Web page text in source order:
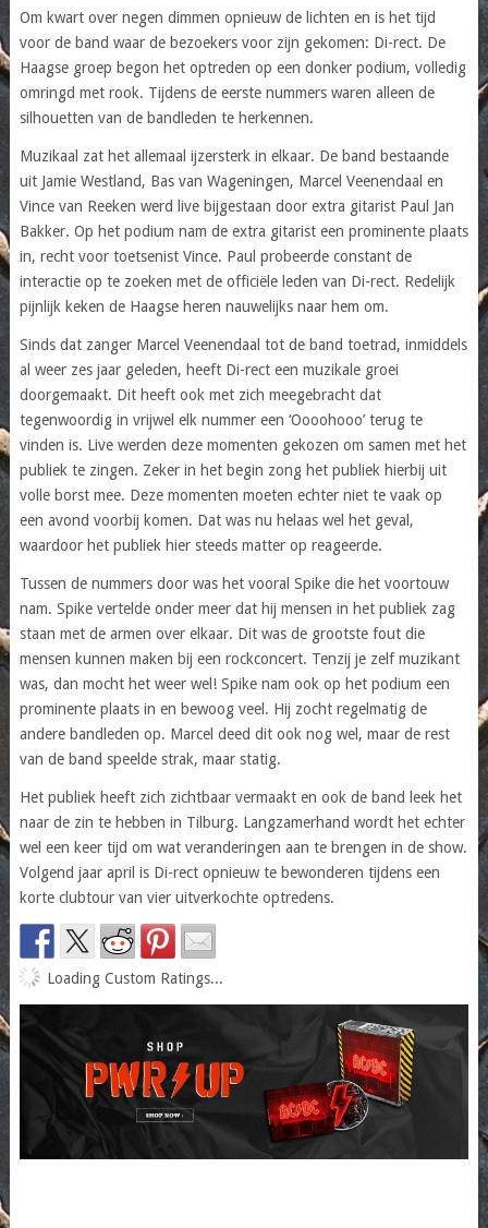
Om kwart over negen dimmen opnieuw de lichten en is het tijd
voor de band waar de bezoekers voor zijn gekomen: Di-rect. De
Haagse groep begon het optreden op een donker podium, volledig
omringd met rook. Tijdens de eerste nummers waren alleen de
silhouetten van de bandleden te herkennen.
Muzikaal zat het allemaal ijzersterk in elkaar. De band bestaande
uit Jamie Westland, Bas van Wageningen, Marcel Veenendaal en
Vince van Reeken werd live bijgestaan door extra gitarist Paul Jan
Bakker. Op het podium nam de extra gitarist een prominente plaats
in, recht voor toetsenist Vince. Paul probeerde constant de
interactie op te zoeken met de officiële leden van Di-rect. Redelijk
pijnlijk keken de Haagse heren nauwelijks naar hem om.
Sinds dat zanger Marcel Veenendaal tot de band toetrad, inmiddels
al weer zes jaar geleden, heeft Di-rect een muzikale groei
doorgemaakt. Dit heeft ook met zich meegebracht dat
tegenwoordig in vrijwel elk nummer een ‘Oooohooo’ terug te
vinden is. Live werden deze momenten gekozen om samen met het
publiek te zingen. Zeker in het begin zong het publiek hierbij uit
volle borst mee. Deze momenten moeten echter niet te vaak op
een avond voorbij komen. Dat was nu helaas wel het geval,
waardoor het publiek hier steeds matter op reageerde.
Tussen de nummers door was het vooral Spike die het voortouw
nam. Spike vertelde onder meer dat hij mensen in het publiek zag
staan met de armen over elkaar. Dit was de grootste fout die
mensen kunnen maken bij een rockconcert. Tenzij je zelf muzikant
was, dan mocht het weer wel! Spike nam ook op het podium een
prominente plaats in en bewoog veel. Hij zocht regelmatig de
andere bandleden op. Marcel deed dit ook nog wel, maar de rest
van de band speelde strak, maar statig.
Het publiek heeft zich zichtbaar vermaakt en ook de band leek het
naar de zin te hebben in Tilburg. Langzamerhand wordt het echter
wel een keer tijd om wat veranderingen aan te brengen in de show.
Volgend jaar april is Di-rect opnieuw te bewonderen tijdens een
korte clubtour van vier uitverkochte optredens.
Loading Custom Ratings...